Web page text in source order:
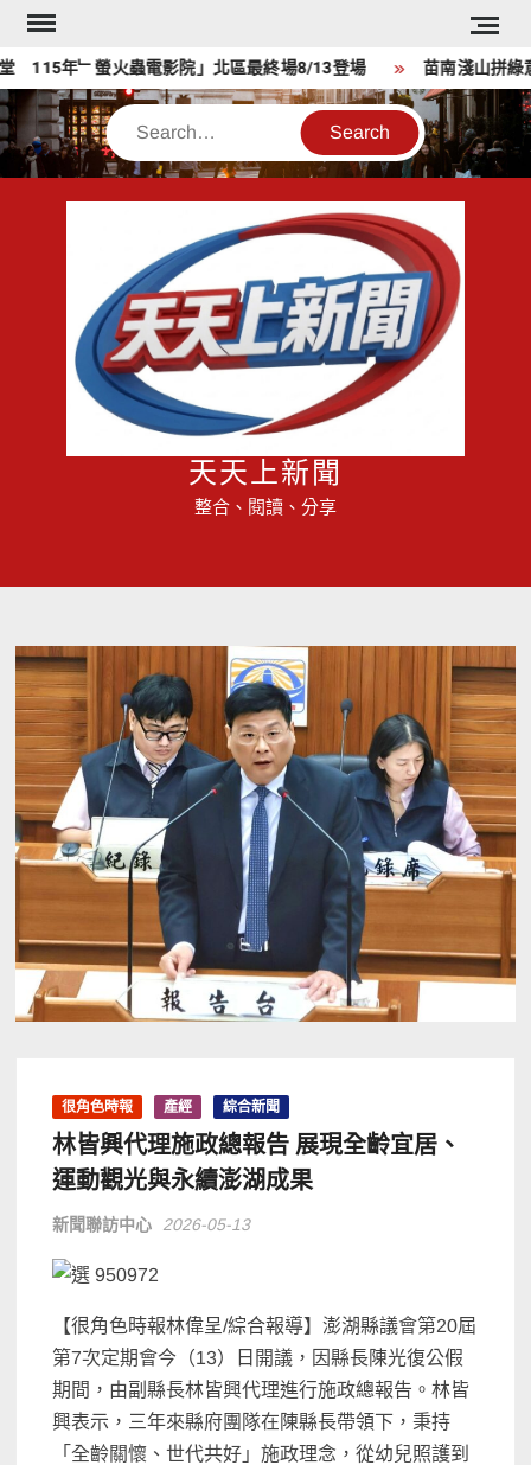
Skip
content
年﹂螢火蟲電影院」北區最終場8/13登場 苗南淺山拼綠意
Search
天天上新聞
整合、閱讀、分享
很角色時報 產經 綜合新聞
林皆興代理施政總報告 展現全齡宜居、
運動觀光與永續澎湖成果
新聞聯訪中心 2026-05-13
【很角色時報林偉呈/綜合報導】澎湖縣議會第20屆
第7次定期會今（13）日開議，因縣長陳光復公假
期間，由副縣長林皆興代理進行施政總報告。林皆
興表示，三年來縣府團隊在陳縣長帶領下，秉持
「全齡關懷、世代共好」施政理念，從幼兒照護到